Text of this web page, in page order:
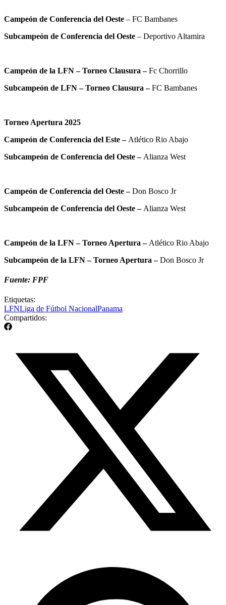
Campeón de Conferencia del Oeste – FC Bambanes
Subcampeón de Conferencia del Oeste – Deportivo Altamira
Campeón de la LFN – Torneo Clausura –Fc Chorrillo
Subcampeón de LFN – Torneo Clausura –FC Bambanes
Torneo Apertura 2025
Campeón de Conferencia del Este – Atlético Rio Abajo
Subcampeón de Conferencia del Oeste – Alianza West
Campeón de Conferencia del Oeste –Don Bosco Jr
Subcampeón de Conferencia del Oeste – Alianza West
Campeón de la LFN – Torneo Apertura – Atlético Rio Abajo
Subcampeón de la LFN – Torneo Apertura –Don Bosco Jr
Fuente: FPF
Etiquetas:
LFNLiga de Fútbol NacionalPanama
Compartidos: